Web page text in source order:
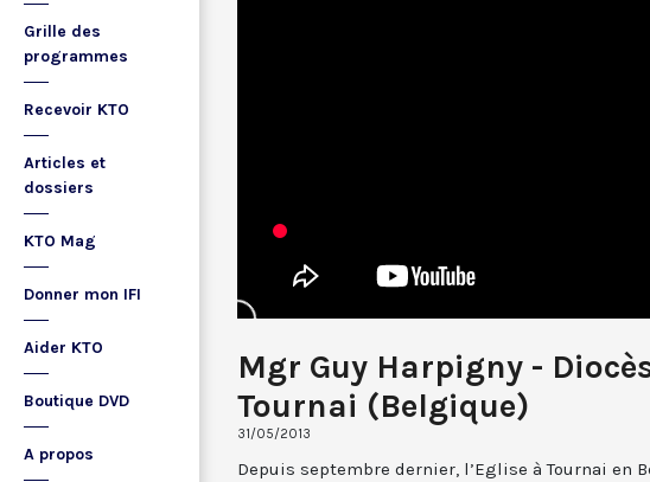
Grille des
programmes
Recevoir KTO
Articles et
dossiers
KTO Mag
Donner mon IFI
Aider KTO
Boutique DVD
A propos
Mgr Guy Harpigny -
Tournai (Belgique)
31/05/2013
Depuis septembre dernier, l’Eglise à Tournai en